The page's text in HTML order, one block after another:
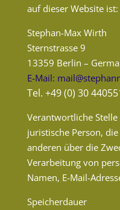
auf dieser Website ist:
Stephan-Max Wirth
Sternstrasse 9
13359 Berlin –
E-Mail:
Tel. +49 (0) 30
Verantwortliche
juristische Person,
anderen über die
Verarbeitung von
Namen, E-Mail-
Speicherdauer